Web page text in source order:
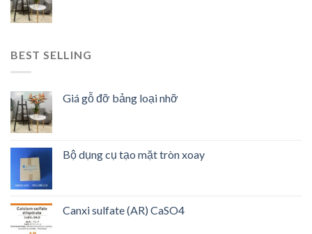
BEST SELLING
Giá gỗ đỡ bảng loại nhỡ
Bộ dụng cụ tạo mặt tròn xoay
Canxi sulfate (AR) CaSO4